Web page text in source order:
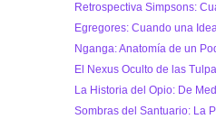
Retrospectiva Simpsons:
Egregores: Cuando una
Nganga: Anatomía de un
El Nexus Oculto de las
La Historia del Opio: De
Sombras del Santuario: La